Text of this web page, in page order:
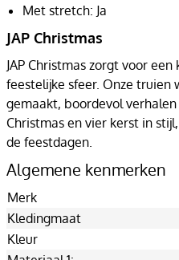
Met stretch: Ja
JAP Christmas
JAP Christmas zorgt voor
feestelijke sfeer. Onze truien
gemaakt, boordevol verhalen
Christmas en vier kerst in
de feestdagen.
Algemene kenmerken
Merk
Kledingmaat
Kleur